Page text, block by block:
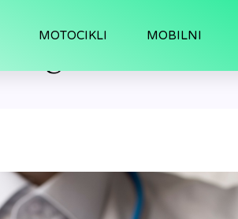
MOTOCIKLI MOBILNI